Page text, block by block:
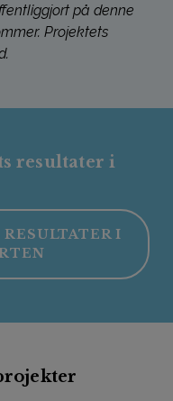
på denne
Projektets
resultater i
I